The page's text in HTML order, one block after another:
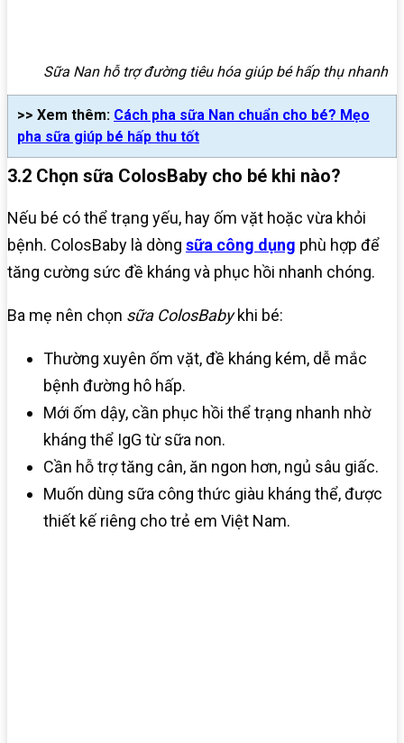
Sữa Nan hỗ trợ đường tiêu hóa giúp bé hấp thụ nhanh
>> Xem thêm: Cách pha sữa Nan chuẩn cho bé? Mẹo
pha sữa giúp bé hấp thu tốt
3.2 Chọn sữa ColosBaby cho bé khi nào?
Nếu bé có thể trạng yếu, hay ốm vặt hoặc vừa khỏi
bệnh. ColosBaby là dòng sữa công dụng phù hợp để
tăng cường sức đề kháng và phục hồi nhanh chóng.
Ba mẹ nên chọn sữa ColosBabykhi bé:
Thường xuyên ốm vặt, đề kháng kém, dễ mắc
bệnh đường hô hấp.
Mới ốm dậy, cần phục hồi thể trạng nhanh nhờ
kháng thể IgG từ sữa non.
Cần hỗ trợ tăng cân, ăn ngon hơn, ngủ sâu giấc.
Muốn dùng sữa công thức giàu kháng thể, được
thiết kế riêng cho trẻ em Việt Nam.